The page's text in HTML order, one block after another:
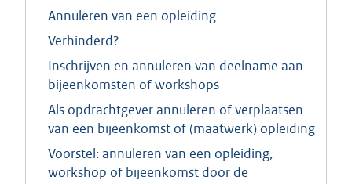
Annuleren van een opleiding
Verhinderd?
Inschrijven en annuleren van deelname aan
bijeenkomsten of workshops
Als opdrachtgever annuleren of verplaatsen
van een bijeenkomst of (maatwerk) opleiding
Voorstel: annuleren van een opleiding,
workshop of bijeenkomst door de